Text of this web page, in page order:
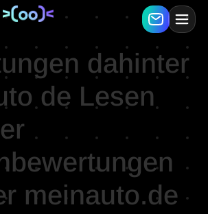
dahinter
de Lesen
meinauto.de